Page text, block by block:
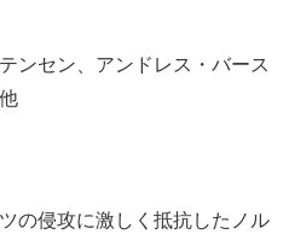
ンセン、アンドレス・バース
の侵攻に激しく抵抗したノル